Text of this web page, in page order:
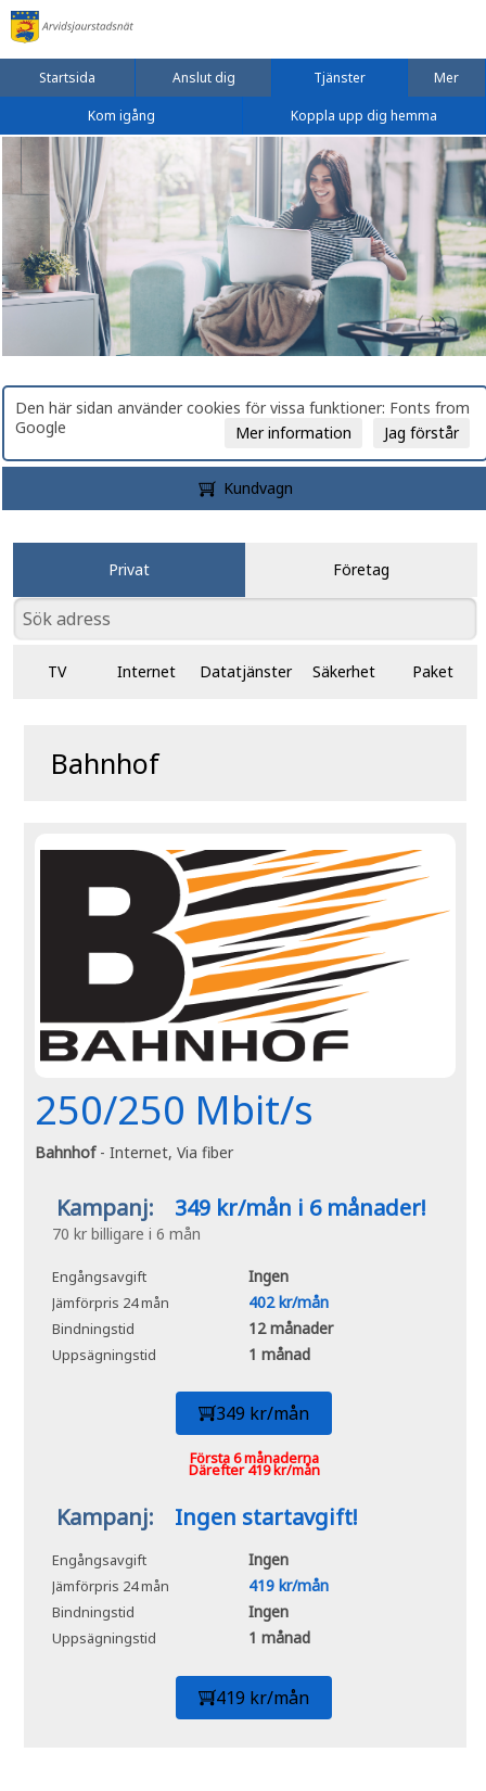
Startsida Anslut dig Tjänster Mer
Kom igång Koppla upp dig hemma
Den här sidan använder cookies för vissa funktioner: Fonts from
Google
Jag förstår
Mer information
Kundvagn
Privat Företag
TV Internet Datatjänster Säkerhet Paket
Bahnhof
250/250 Mbit/s
Bahnhof- Internet, Via fiber
Kampanj: 349 kr/mån i 6 månader!
70 kr billigare i 6 mån
Engångsavgift Ingen
Jämförpris 24 mån 402 kr/mån
Bindningstid 12 månader
Uppsägningstid 1 månad
349 kr/mån
Första 6 månaderna
Därefter 419 kr/mån
Kampanj: Ingen startavgift!
Engångsavgift Ingen
Jämförpris 24 mån 419 kr/mån
Bindningstid Ingen
Uppsägningstid 1 månad
419 kr/mån